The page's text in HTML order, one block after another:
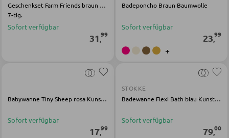
Garderobenbänke
Schlüsselboards und Kästen
SCHUHAUFBEWAHRUNG
Geschenkset Farm Friends braun Polypropylen
7-tlg.
Sofort verfügbar
31,99
Badeponcho Braun Baumwolle
Sofort verfügbar
23,99
+
Babywanne Tiny Sheep rosa Kunststoff
Sofort verfügbar
17,99
STOKKE
Badewanne Flexi Bath blau Kunststoff
Sofort verfügbar
79,00